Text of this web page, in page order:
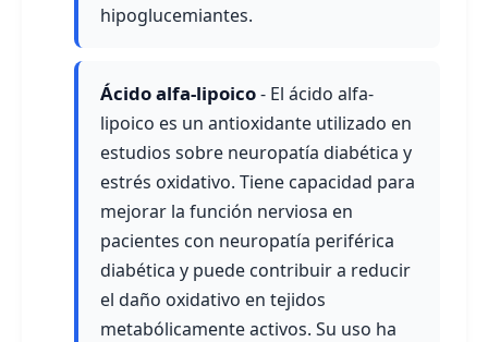
hipoglucemiantes.
Ácido alfa-lipoico- El ácido alfa-
lipoico es un antioxidante utilizado en
estudios sobre neuropatía diabética y
estrés oxidativo. Tiene capacidad para
mejorar la función nerviosa en
pacientes con neuropatía periférica
diabética y puede contribuir a reducir
el daño oxidativo en tejidos
metabólicamente activos. Su uso ha